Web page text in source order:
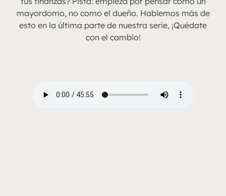
mayordomo, no como el dueño. Hablemos más de
esto en la última parte de nuestra serie, ¡Quédate
con el cambio!